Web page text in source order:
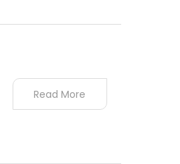
Read More